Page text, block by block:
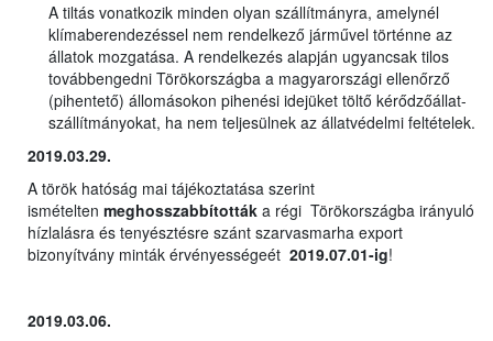
A tiltás vonatkozik minden olyan szállítmányra, amelynél
klímaberendezéssel nem rendelkező járművel történne az
állatok mozgatása. A rendelkezés alapján ugyancsak tilos
továbbengedni Törökországba a magyarországi ellenőrző
(pihentető) állomásokon pihenési idejüket töltő kérődzőállat-
szállítmányokat, ha nem teljesülnek az állatvédelmi feltételek.
2019.03.29.
A török hatóság mai tájékoztatása szerint
ismételten meghosszabbították a régi Törökországba irányuló
hízlalásra és tenyésztésre szánt szarvasmarha export
bizonyítvány minták érvényességeét 2019.07.01-ig!
2019.03.06.